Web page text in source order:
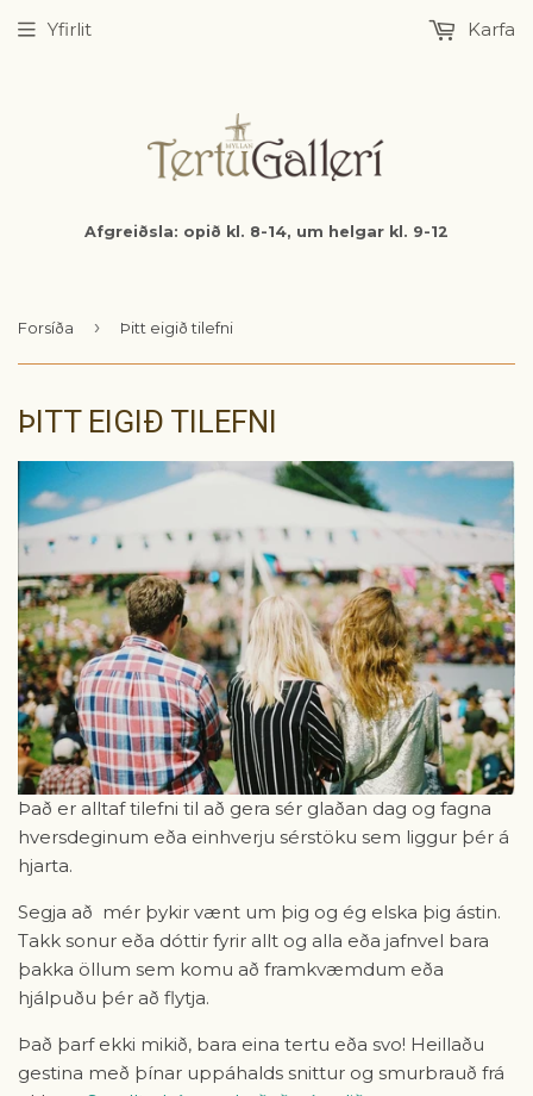
Afgreiðsla: opið kl. 8-14, um helgar kl. 9-12
Yfirlit Karfa
Forsíða › Þitt eigið tilefni
ÞITT EIGIÐ TILEFNI
Það er alltaf tilefni til að gera sér glaðan dag og fagna
hversdeginum eða einhverju sérstöku sem liggur þér á
hjarta.
Segja að mér þykir vænt um þig og ég elska þig ástin.
Takk sonur eða dóttir fyrir allt og alla eða jafnvel bara
þakka öllum sem komu að framkvæmdum eða
hjálpuðu þér að flytja.
Það þarf ekki mikið, bara eina tertu eða svo! Heillaðu
gestina með þínar uppáhalds snittur og smurbrauð frá